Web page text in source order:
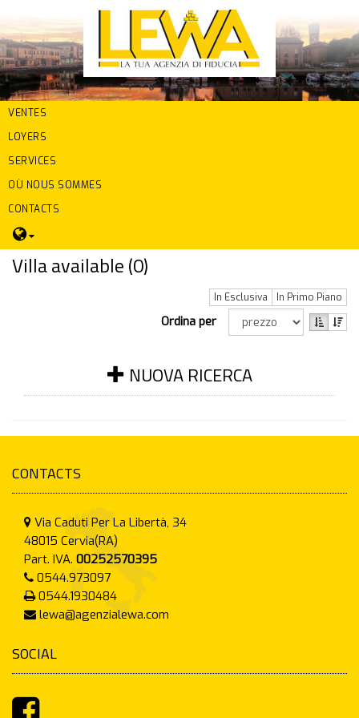
VENTES
LOYERS
SERVICES
OÙ NOUS SOMMES
CONTACTS
Villa available (0)
In Esclusiva In Primo Piano
Ordina per
NUOVA RICERCA
CONTACTS
Via Caduti Per La Libertà, 34
48015 Cervia(RA)
Part. IVA. 00252570395
0544.973097
0544.1930484
lewa@agenzialewa.com
SOCIAL